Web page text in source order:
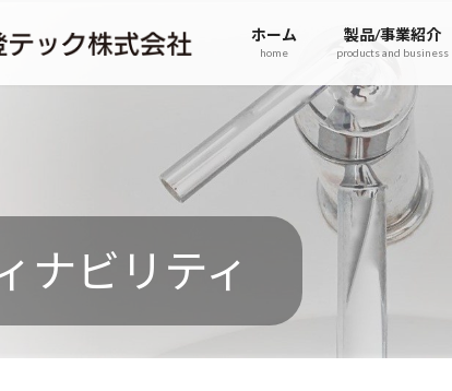
ホーム
home
製品/事業紹介
products and business
ナビリティ